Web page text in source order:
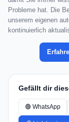
Probleme hat. Die
unserem eigenen
kontinuierlich
Gefällt dir
🟢 WhatsApp